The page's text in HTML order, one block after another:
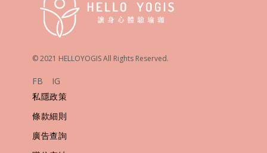
© 2021 HELLOYOGIS All Rights Reserved.
FB
IG
私隱政策
條款細則
廣告查詢